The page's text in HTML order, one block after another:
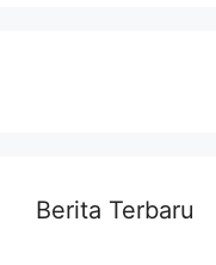
Berita Terbaru